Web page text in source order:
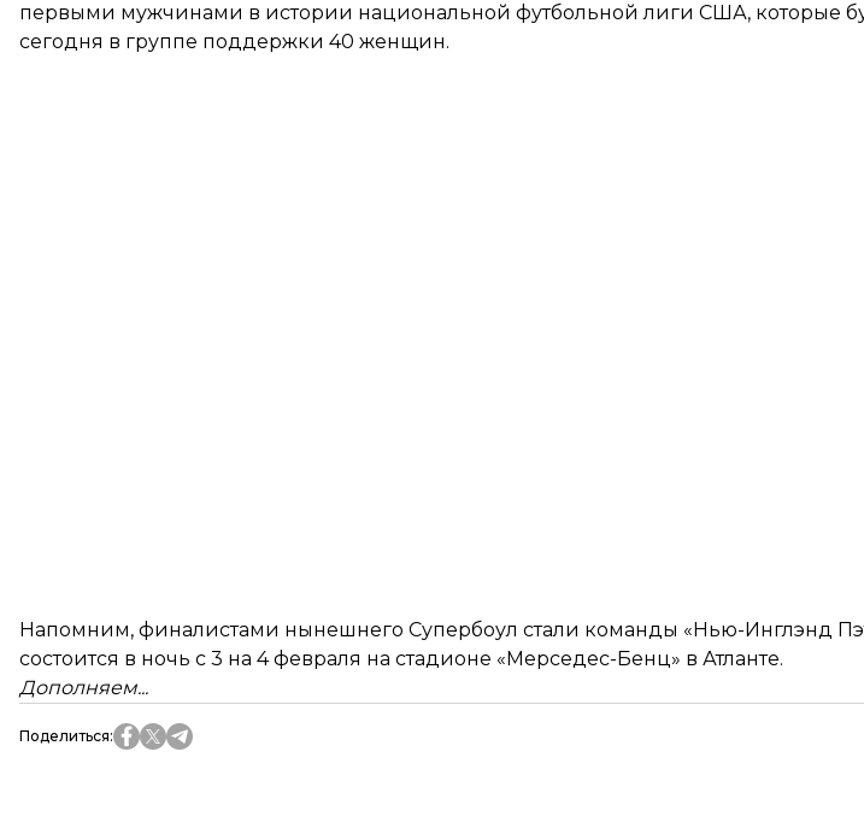
первыми мужчинами в истории национальной футбольной лиги США, которые
сегодня в группе поддержки 40 женщин.
Напомним, финалистами нынешнего Супербоул стали команды «Нью-Инглэнд
состоится в ночь с 3 на 4 февраля на стадионе «Мерседес-Бенц» в Атланте.
Дополняем...
Поделиться: